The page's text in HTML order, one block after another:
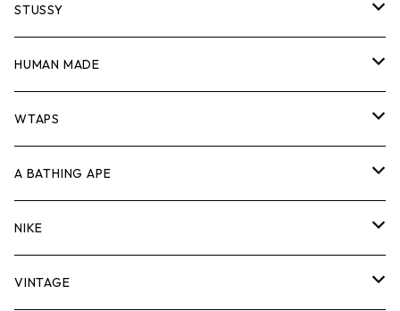
シャツ
ジャケット
パンツ
キャップ・ハット
バッグ
シューズ
スウェット/ニット
シャツ
ジャケット
パンツ
キャップ・ハット
バッグ
ロンTEE
スウェット/ニット
シャツ
ジャケット
パンツ
キャップ・ハット
Tシャツ
ロンTEE
スウェット/ニット
シャツ
ジャケット
パンツ
STUSSY
Tシャツ
ロンTEE
スウェット/ニット
シャツ
ジャケット
HUMAN MADE
Tシャツ
ロンT
スウェット/ニット
シャツ
WTAPS
Tシャツ
ロンTEE
スウェット/ニット
A BATHING APE
Tシャツ
ロンTEE
NIKE
シューズ
VINTAGE